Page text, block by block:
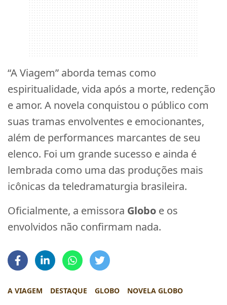
“A Viagem” aborda temas como
espiritualidade, vida após a morte, redenção
e amor. A novela conquistou o público com
suas tramas envolventes e emocionantes,
além de performances marcantes de seu
elenco. Foi um grande sucesso e ainda é
lembrada como uma das produções mais
icônicas da teledramaturgia brasileira.
Oficialmente, a emissora Globo e os
envolvidos não confirmam nada.
A VIAGEM DESTAQUE GLOBO NOVELA GLOBO